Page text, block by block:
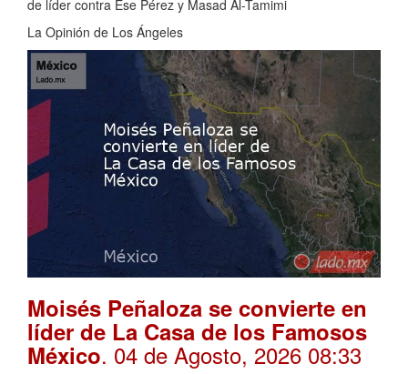
de líder contra Ese Pérez y Masad Al-Tamimi
La Opinión de Los Ángeles
Moisés Peñaloza se convierte en
líder de La Casa de los Famosos
México. 04 de Agosto, 2026 08:33